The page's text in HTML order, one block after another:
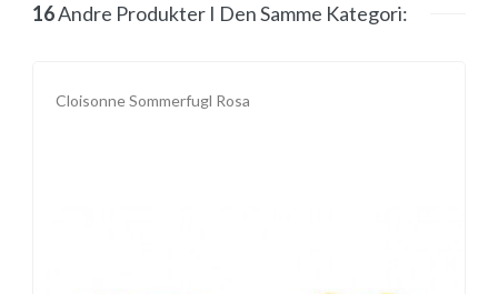
16Andre Produkter I Den Samme Kategori:
Cloisonne Sommerfugl Rosa